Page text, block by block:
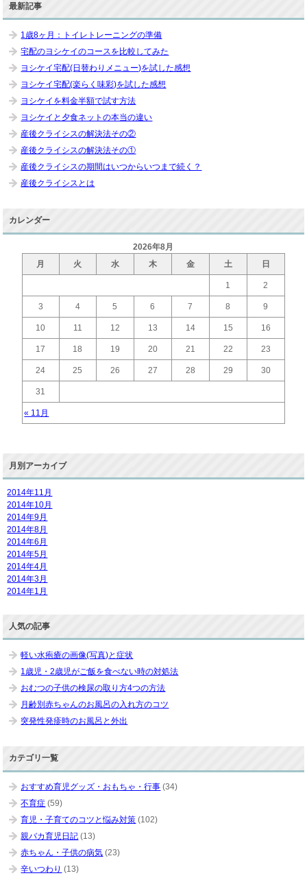
最新記事
1歳8ヶ月：トイレトレーニングの準備
宅配のヨシケイのコースを比較してみた
ヨシケイ宅配(日替わりメニュー)を試した感想
ヨシケイ宅配(楽らく味彩)を試した感想
ヨシケイを料金半額で試す方法
ヨシケイと夕食ネットの本当の違い
産後クライシスの解決法その②
産後クライシスの解決法その①
産後クライシスの期間はいつからいつまで続く？
産後クライシスとは
カレンダー
2026年8月
月
火 水 木 金 土 日
« 11月
1 2
3 4 5 6 7 8 9
10 11 12 13 14 15 16
17 18 19 20 21 22 23
24 25 26 27 28 29 30
31
月別アーカイブ
2014年11月
2014年10月
2014年9月
2014年8月
2014年6月
2014年5月
2014年4月
2014年3月
2014年1月
人気の記事
軽い水疱瘡の画像(写真)と症状
1歳児・2歳児がご飯を食べない時の対処法
おむつの子供の検尿の取り方4つの方法
月齢別赤ちゃんのお風呂の入れ方のコツ
突発性発疹時のお風呂と外出
カテゴリ一覧
おすすめ育児グッズ・おもちゃ・行事 (34)
不育症 (59)
育児・子育てのコツと悩み対策 (102)
親バカ育児日記 (13)
赤ちゃん・子供の病気 (23)
辛いつわり (13)